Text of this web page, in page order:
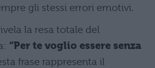
gli stessi errori emotivi.
la resa totale del
“Per te voglio essere senza
frase rappresenta il